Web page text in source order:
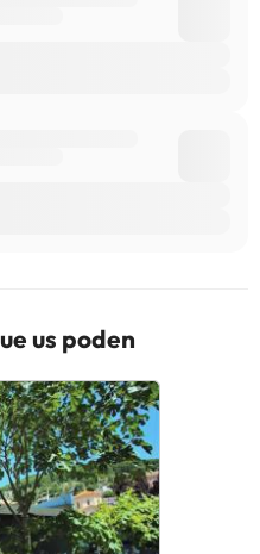
us poden